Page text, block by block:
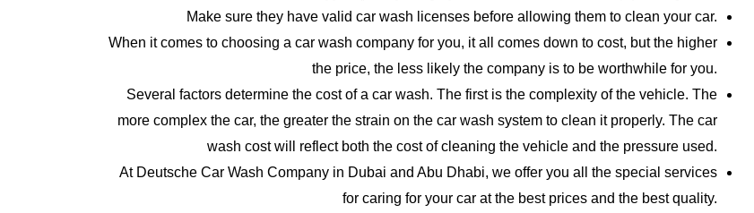
Make sure they have valid car wash licenses before allowing them to clean your car.
When it comes to choosing a car wash company for you, it all comes down to cost, but the higher
the price, the less likely the company is to be worthwhile for you.
Several factors determine the cost of a car wash. The first is the complexity of the vehicle. The
more complex the car, the greater the strain on the car wash system to clean it properly. The car
wash cost will reflect both the cost of cleaning the vehicle and the pressure used.
At Deutsche Car Wash Company in Dubai and Abu Dhabi, we offer you all the special services
for caring for your car at the best prices and the best quality.